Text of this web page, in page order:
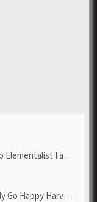
- Grab POE Curren...
with Looney Tun...